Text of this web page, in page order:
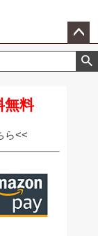
ペー
ジト
無料
ら<<